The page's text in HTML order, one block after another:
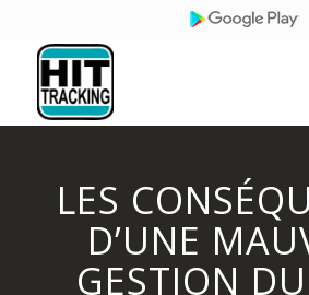
LES
D’UNE
GESTION